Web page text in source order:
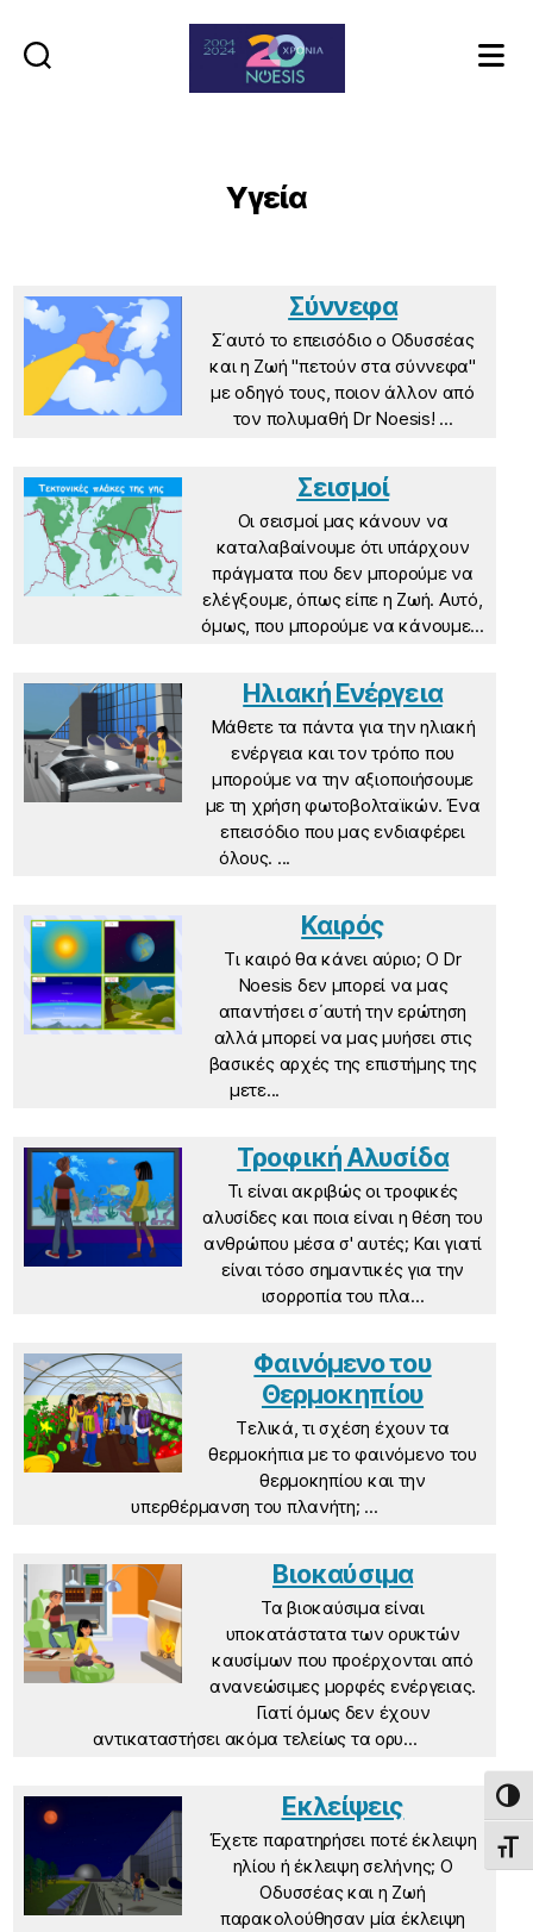
Υγεία
Σύννεφα
Σ΄αυτό το επεισόδιο ο Οδυσσέας
και η Ζωή "πετούν στα σύννεφα"
με οδηγό τους, ποιον άλλον από
τον πολυμαθή Dr Noesis! ...
Σεισμοί
Οι σεισμοί μας κάνουν να
καταλαβαίνουμε ότι υπάρχουν
πράγματα που δεν μπορούμε να
ελέγξουμε, όπως είπε η Ζωή. Αυτό,
όμως, που μπορούμε να κάνουμε...
Ηλιακή Ενέργεια
Μάθετε τα πάντα για την ηλιακή
ενέργεια και τον τρόπο που
μπορούμε να την αξιοποιήσουμε
με τη χρήση φωτοβολταϊκών. Ένα
επεισόδιο που μας ενδιαφέρει
όλους. ...
Καιρός
Τι καιρό θα κάνει αύριο; Ο Dr
Noesis δεν μπορεί να μας
απαντήσει σ΄αυτή την ερώτηση
αλλά μπορεί να μας μυήσει στις
βασικές αρχές της επιστήμης της
μετε...
Τροφική Αλυσίδα
Τι είναι ακριβώς οι τροφικές
αλυσίδες και ποια είναι η θέση του
ανθρώπου μέσα σ' αυτές; Και γιατί
είναι τόσο σημαντικές για την
ισορροπία του πλα...
Φαινόμενο του
Θερμοκηπίου
Τελικά, τι σχέση έχουν τα
θερμοκήπια με το φαινόμενο του
θερμοκηπίου και την
υπερθέρμανση του πλανήτη; ...
Βιοκαύσιμα
Τα βιοκαύσιμα είναι
υποκατάστατα των ορυκτών
καυσίμων που προέρχονται από
ανανεώσιμες μορφές ενέργειας.
Γιατί όμως δεν έχουν
αντικαταστήσει ακόμα τελείως τα ορυ...
Εκλείψεις
Έχετε παρατηρήσει ποτέ έκλειψη
ηλίου ή έκλειψη σελήνης; Ο
Οδυσσέας και η Ζωή
παρακολούθησαν μία έκλειψη